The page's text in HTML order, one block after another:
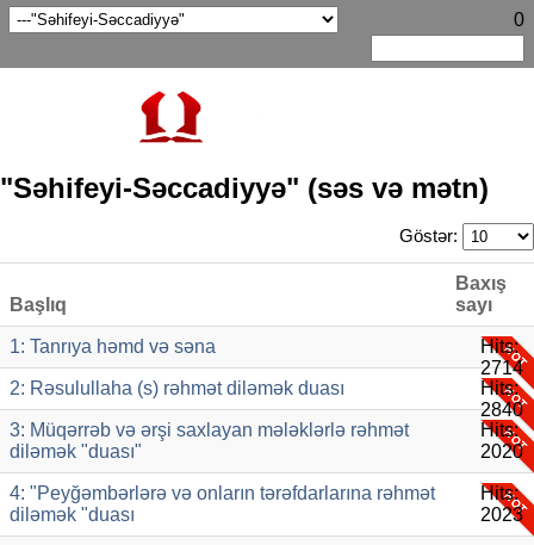
0
"Səhifeyi-Səccadiyyə" (səs və mətn)
Göstər:
Başlıq
Baxış
sayı
1: Tanrıya həmd və səna
Hits:
2714
2: Rəsulullaha (s) rəhmət diləmək duası
Hits:
2840
3: Müqərrəb və ərşi saxlayan mələklərlə rəhmət
diləmək "duası"
Hits:
2020
4: "Peyğəmbərlərə və onların tərəfdarlarına rəhmət
diləmək "duası
Hits:
2023